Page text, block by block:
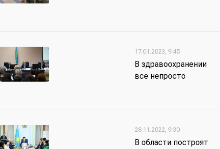
17.01.2023, 9:45
В здравоохранении
все непросто
28.11.2022, 9:30
В области построят